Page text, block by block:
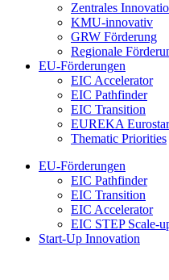
Zentrales
KMU-innovativ
GRW Förderung
Regionale
EU-Förderungen
EIC Accelerator
EIC Pathfinder
EIC Transition
EUREKA
Thematic Priorities
EU-Förderungen
EIC Pathfinder
EIC Transition
EIC Accelerator
EIC STEP Scale-
Start-Up Innovation